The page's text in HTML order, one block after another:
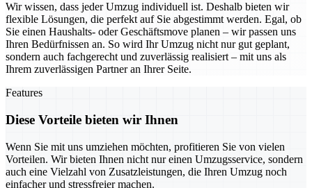
Wir wissen, dass jeder Umzug individuell ist. Deshalb bieten wir
flexible Lösungen, die perfekt auf Sie abgestimmt werden. Egal, ob
Sie einen Haushalts- oder Geschäftsmove planen – wir passen uns
Ihren Bedürfnissen an. So wird Ihr Umzug nicht nur gut geplant,
sondern auch fachgerecht und zuverlässig realisiert – mit uns als
Ihrem zuverlässigen Partner an Ihrer Seite.
Features
Diese Vorteile bieten wir Ihnen
Wenn Sie mit uns umziehen möchten, profitieren Sie von vielen
Vorteilen. Wir bieten Ihnen nicht nur einen Umzugsservice, sondern
auch eine Vielzahl von Zusatzleistungen, die Ihren Umzug noch
einfacher und stressfreier machen.